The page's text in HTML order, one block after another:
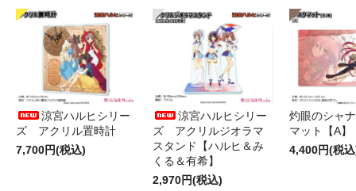
涼宮ハルヒシリー
ズ アクリル置時計
7,700円(税込)
涼宮ハルヒシリー
ズ アクリルジオラマ
スタンド【ハルヒ＆み
くる＆有希】
2,970円(税込)
灼眼のシャ
マット【A】
4,400円(税